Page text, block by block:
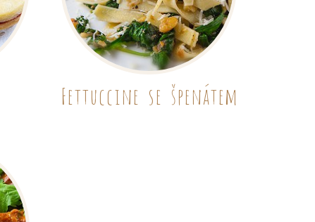
Fettuccine se špenátem